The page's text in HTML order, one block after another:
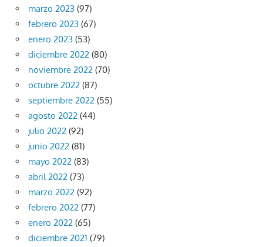
marzo 2023 (97)
febrero 2023 (67)
enero 2023 (53)
diciembre 2022 (80)
noviembre 2022 (70)
octubre 2022 (87)
septiembre 2022 (55)
agosto 2022 (44)
julio 2022 (92)
junio 2022 (81)
mayo 2022 (83)
abril 2022 (73)
marzo 2022 (92)
febrero 2022 (77)
enero 2022 (65)
diciembre 2021 (79)